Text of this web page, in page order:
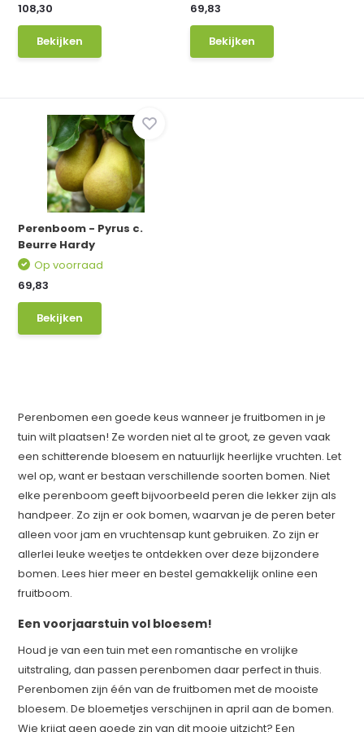
108,30
Bekijken
69,83
Bekijken
Perenboom - Pyrus c.
Beurre Hardy
Op voorraad
69,83
Bekijken
Perenbomen een goede keus wanneer je fruitbomen in je
tuin wilt plaatsen! Ze worden niet al te groot, ze geven vaak
een schitterende bloesem en natuurlijk heerlijke vruchten. Let
wel op, want er bestaan verschillende soorten bomen. Niet
elke perenboom geeft bijvoorbeeld peren die lekker zijn als
handpeer. Zo zijn er ook bomen, waarvan je de peren beter
alleen voor jam en vruchtensap kunt gebruiken. Zo zijn er
allerlei leuke weetjes te ontdekken over deze bijzondere
bomen. Lees hier meer en bestel gemakkelijk online een
fruitboom.
Een voorjaarstuin vol bloesem!
Houd je van een tuin met een romantische en vrolijke
uitstraling, dan passen perenbomen daar perfect in thuis.
Perenbomen zijn één van de fruitbomen met de mooiste
bloesem. De bloemetjes verschijnen in april aan de bomen.
Wie krijgt geen goede zin van dit mooie uitzicht? Een